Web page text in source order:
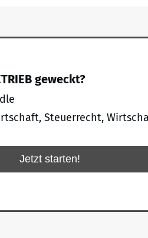
geweckt?
Steuerrecht,
Jetzt starten!